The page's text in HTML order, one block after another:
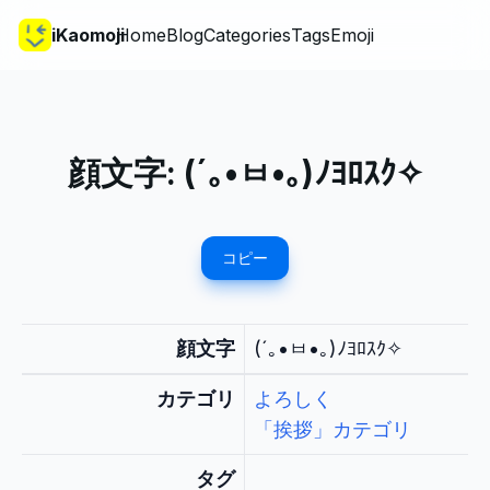
iKaomojiHomeBlogCategoriesTagsEmoji
顔文字: (´｡•ㅂ•｡)ﾉﾖﾛｽｸ✧
コピー
顔文字 (´｡•ㅂ•｡)ﾉﾖﾛｽｸ✧
カテゴリ
よろしく
「挨拶」カテゴリ
タグ